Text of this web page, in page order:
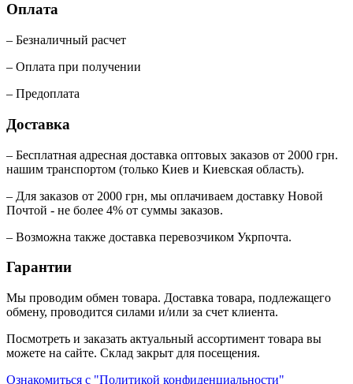
Оплата
– Безналичный расчет
– Оплата при получении
– Предоплата
Доставка
– Бесплатная адресная доставка оптовых заказов от 2000 грн.
нашим транспортом (только Киев и Киевская область).
– Для заказов от 2000 грн, мы оплачиваем доставку Новой
Почтой - не более 4% от суммы заказов.
– Возможна также доставка перевозчиком Укрпочта.
Гарантии
Мы проводим обмен товара. Доставка товара, подлежащего
обмену, проводится силами и/или за счет клиента.
Посмотреть и заказать актуальный ассортимент товара вы
можете на сайте. Склад закрыт для посещения.
Ознакомиться с "Политикой конфиденциальности"